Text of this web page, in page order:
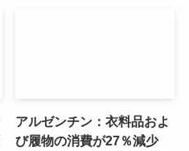
アルゼンチン：衣料品およ
び履物の消費が27％減少